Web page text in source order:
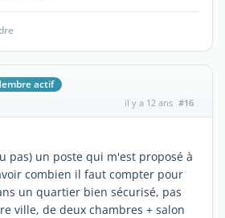
actif
il y a 12 ans #16
pas) un poste qui m'est proposé à
combien il faut compter pour
un quartier bien sécurisé, pas
ville, de deux chambres + salon